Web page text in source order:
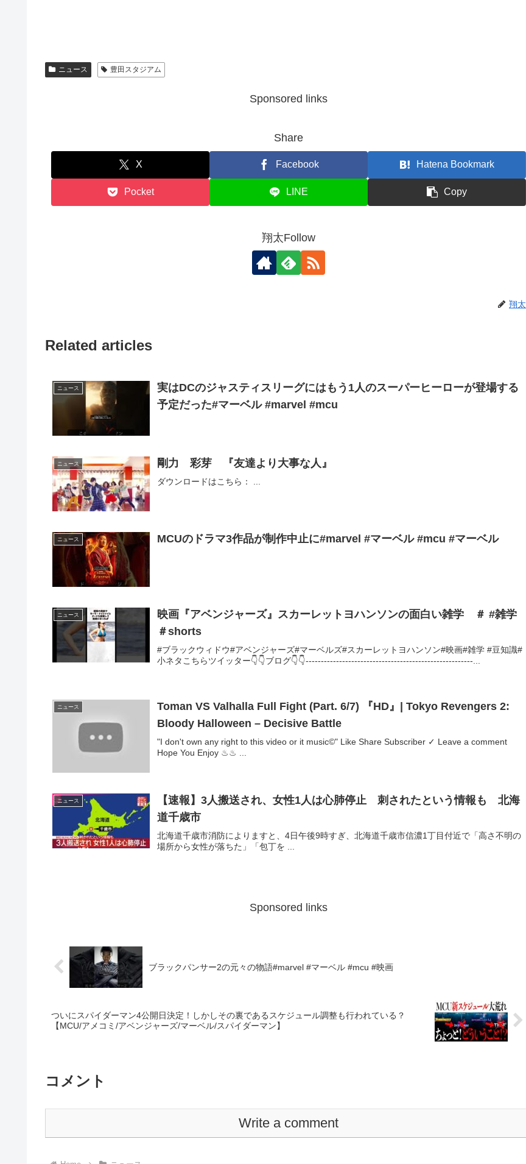
ニュース 豊田スタジアム
Sponsored links
Share
X Facebook Hatena Bookmark
Pocket LINE Copy
翔太Follow
翔太
Related articles
ニュース
実はDCのジャスティスリーグにはもう1人のスーパーヒーローが登場する
予定だった#マーベル #marvel #mcu
ニュース 剛力 彩芽 『友達より大事な人』
ダウンロードはこちら： ...
ニュース MCUのドラマ3作品が制作中止に#marvel #マーベル #mcu #マーベル
ニュース
映画『アベンジャーズ』スカーレットヨハンソンの面白い雑学 ＃ #雑学
＃shorts
#ブラックウィドウ#アベンジャーズ#マーベルズ#スカーレットヨハンソン#映画#雑学 #豆知識#
小ネタこちらツイッター👇👇ブログ👇👇-------------------------------------------------------...
ニュース
Toman VS Valhalla Full Fight (Part. 6/7) 『HD』| Tokyo Revengers 2:
Bloody Halloween – Decisive Battle
"I don't own any right to this video or it music©" Like Share Subscriber ✓ Leave a comment
Hope You Enjoy ♨♨ ...
ニュース
【速報】3人搬送され、女性1人は心肺停止 刺されたという情報も 北海
道千歳市
北海道千歳市消防によりますと、4日午後9時すぎ、北海道千歳市信濃1丁目付近で「高さ不明の
場所から女性が落ちた」「包丁を ...
Sponsored links
ブラックパンサー2の元々の物語#marvel #マーベル #mcu #映画
ついにスパイダーマン4公開日決定！しかしその裏であるスケジュール調整も行われている？
【MCU/アメコミ/アベンジャーズ/マーベル/スパイダーマン】
コメント
Write a comment